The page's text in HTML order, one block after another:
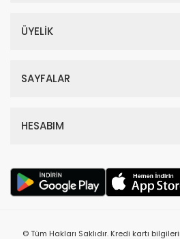
ÜYELİK
SAYFALAR
HESABIM
© Tüm Hakları Saklıdır. Kredi kartı